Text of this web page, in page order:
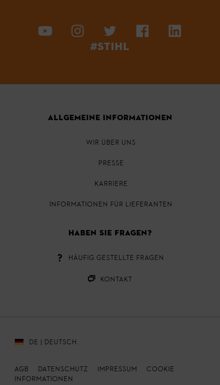
#STIHL
ALLGEMEINE INFORMATIONEN
WIR ÜBER UNS
PRESSE
KARRIERE
INFORMATIONEN FÜR LIEFERANTEN
HABEN SIE FRAGEN?
HÄUFIG GESTELLTE FRAGEN
KONTAKT
DE | DEUTSCH
AGB DATENSCHUTZ IMPRESSUM
Cookie
Informationen